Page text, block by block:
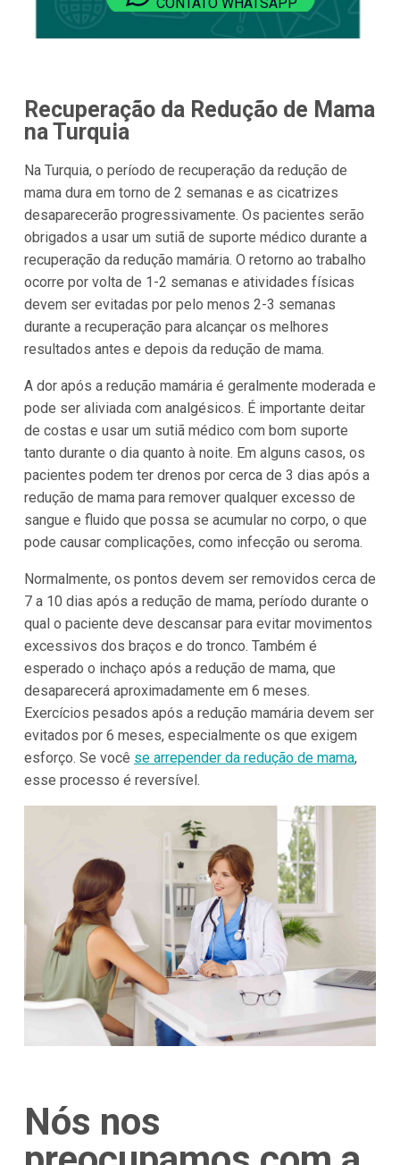
CONTATO WHATSAPP
Recuperação da Redução de Mama
na Turquia
Na Turquia, o período de recuperação da redução de
mama dura em torno de 2 semanas e as cicatrizes
desaparecerão progressivamente. Os pacientes serão
obrigados a usar um sutiã de suporte médico durante a
recuperação da redução mamária. O retorno ao trabalho
ocorre por volta de 1-2 semanas e atividades físicas
devem ser evitadas por pelo menos 2-3 semanas
durante a recuperação para alcançar os melhores
resultados antes e depois da redução de mama.
A dor após a redução mamária é geralmente moderada e
pode ser aliviada com analgésicos. É importante deitar
de costas e usar um sutiã médico com bom suporte
tanto durante o dia quanto à noite. Em alguns casos, os
pacientes podem ter drenos por cerca de 3 dias após a
redução de mama para remover qualquer excesso de
sangue e fluido que possa se acumular no corpo, o que
pode causar complicações, como infecção ou seroma.
Normalmente, os pontos devem ser removidos cerca de
7 a 10 dias após a redução de mama, período durante o
qual o paciente deve descansar para evitar movimentos
excessivos dos braços e do tronco. Também é
esperado o inchaço após a redução de mama, que
desaparecerá aproximadamente em 6 meses.
Exercícios pesados após a redução mamária devem ser
evitados por 6 meses, especialmente os que exigem
esforço. Se você se arrepender da redução de mama,
esse processo é reversível.
Nós nos